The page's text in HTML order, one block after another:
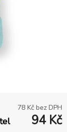
78 Kč bez DPH
94 Kč